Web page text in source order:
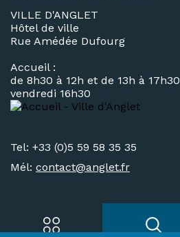
VILLE D'ANGLET
Hôtel de ville
Rue Amédée Dufourg
Accueil :
de 8h30 à 12h et de 13h à 17h30
vendredi 16h30
Tel: +33 (0)5 59 58 35 35
Mél: contact@anglet.fr